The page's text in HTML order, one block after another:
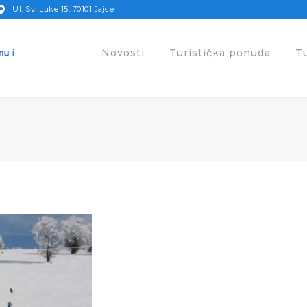
Ul. Sv. Luke 15, 70101 Jajce
Novosti Turistička ponuda